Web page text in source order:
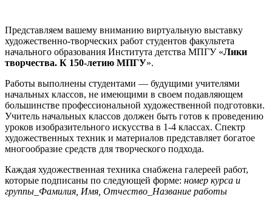
Представляем вашему вниманию виртуальную выставку
художественно-творческих работ студентов факультета
начального образования Института детства МПГУ «Лики
творчества. К 150-летию МПГУ».
Работы выполнены студентами — будущими учителями
начальных классов, не имеющими в своем подавляющем
большинстве профессиональной художественной подготовки.
Учитель начальных классов должен быть готов к проведению
уроков изобразительного искусства в 1-4 классах. Спектр
художественных техник и материалов представляет богатое
многообразие средств для творческого подхода.
Каждая художественная техника снабжена галереей работ,
которые подписаны по следующей форме: номер курса и
группы_Фамилия, Имя, Отчество_Название работы